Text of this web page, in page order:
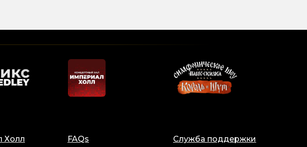
Холл FAQs Служба поддержки